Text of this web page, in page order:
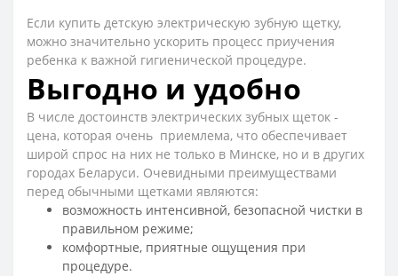
Если купить детскую электрическую зубную щетку,
можно значительно ускорить процесс приучения
ребенка к важной гигиенической процедуре.
Выгодно и удобно
В числе достоинств электрических зубных щеток -
цена, которая очень приемлема, что обеспечивает
широй спрос на них не только в Минске, но и в других
городах Беларуси. Очевидными преимуществами
перед обычными щетками являются:
возможность интенсивной, безопасной чистки в
правильном режиме;
комфортные, приятные ощущения при
процедуре.